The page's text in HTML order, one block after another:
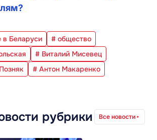
в Беларуси
# общество
# Виталий Мисевец
# Антон Макаренко
рубрики Все новости